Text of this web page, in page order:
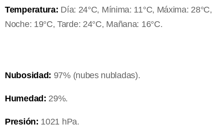
Temperatura: Día: 24°C, Mínima: 11°C, Máxima: 28°C,
Noche: 19°C, Tarde: 24°C, Mañana: 16°C.
Nubosidad: 97% (nubes nubladas).
Humedad: 29%.
Presión: 1021 hPa.